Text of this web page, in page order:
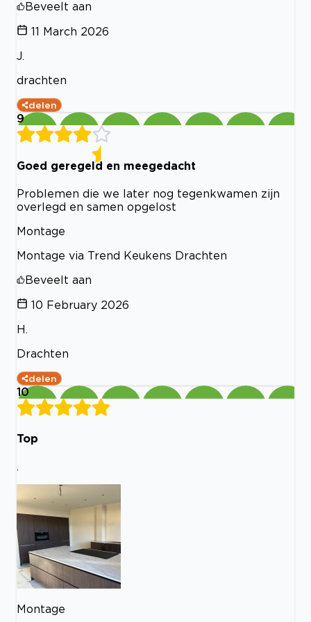
Beveelt aan
11 March 2026
J.
drachten
delen
9
Goed geregeld en meegedacht
Problemen die we later nog tegenkwamen zijn
overlegd en samen opgelost
Montage
Montage via Trend Keukens Drachten
Beveelt aan
10 February 2026
H.
Drachten
delen
10
Top
.
Montage